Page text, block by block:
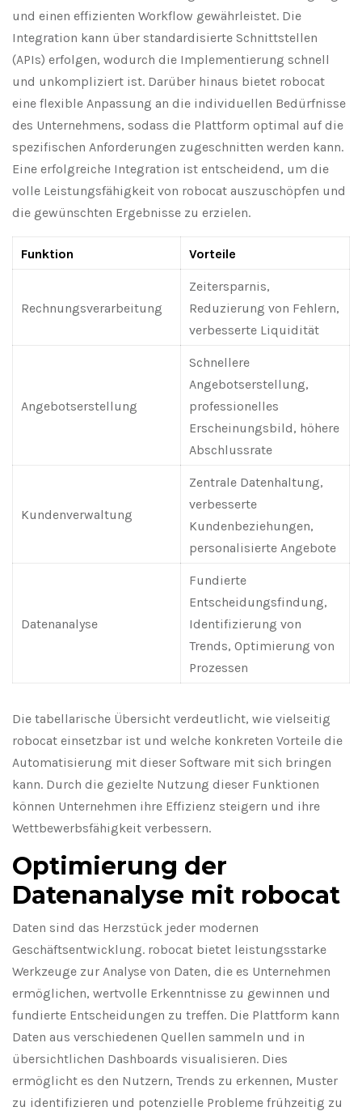
und einen effizienten Workflow gewährleistet. Die
Integration kann über standardisierte Schnittstellen
(APIs) erfolgen, wodurch die Implementierung schnell
und unkompliziert ist. Darüber hinaus bietet robocat
eine flexible Anpassung an die individuellen Bedürfnisse
des Unternehmens, sodass die Plattform optimal auf die
spezifischen Anforderungen zugeschnitten werden kann.
Eine erfolgreiche Integration ist entscheidend, um die
volle Leistungsfähigkeit von robocat auszuschöpfen und
die gewünschten Ergebnisse zu erzielen.
Funktion Vorteile
Rechnungsverarbeitung
Zeitersparnis,
Reduzierung von Fehlern,
verbesserte Liquidität
Angebotserstellung
Schnellere
Angebotserstellung,
professionelles
Erscheinungsbild, höhere
Abschlussrate
Kundenverwaltung
Zentrale Datenhaltung,
verbesserte
Kundenbeziehungen,
personalisierte Angebote
Datenanalyse
Fundierte
Entscheidungsfindung,
Identifizierung von
Trends, Optimierung von
Prozessen
Die tabellarische Übersicht verdeutlicht, wie vielseitig
robocat einsetzbar ist und welche konkreten Vorteile die
Automatisierung mit dieser Software mit sich bringen
kann. Durch die gezielte Nutzung dieser Funktionen
können Unternehmen ihre Effizienz steigern und ihre
Wettbewerbsfähigkeit verbessern.
Optimierung der
Datenanalyse mit robocat
Daten sind das Herzstück jeder modernen
Geschäftsentwicklung. robocat bietet leistungsstarke
Werkzeuge zur Analyse von Daten, die es Unternehmen
ermöglichen, wertvolle Erkenntnisse zu gewinnen und
fundierte Entscheidungen zu treffen. Die Plattform kann
Daten aus verschiedenen Quellen sammeln und in
übersichtlichen Dashboards visualisieren. Dies
ermöglicht es den Nutzern, Trends zu erkennen, Muster
zu identifizieren und potenzielle Probleme frühzeitig zu